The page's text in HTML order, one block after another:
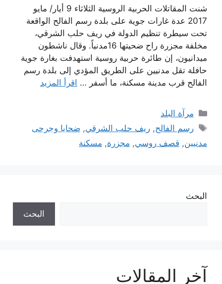
شنت المقاتلات الحربية الروسية الثلاثاء 9 أيار/ مايو
2017 عدة غارات جوية على بلدة رسم الفالح الواقعة
تحت سيطرة تنظيم الدولة في ريف حلب الشرقي،
مخلفة مجزرة راح ضحيتها 16مدنياً. وقال ناشطون
ميدانيون، إن طائرة حربية روسية استهدفت بغارة جوية
حافلة تقل مدنيين على الطريق المؤدي إلى بلدة رسم
الفالح قرب مدينة مسكنة، ما أسفر … اقرأ المزيد
التصنيفات
مرآة البلد
الوسوم
رسم الفالح,ريف حلب الشرقي,ضحايا وجرحى
مدنيين, قصف روسي, مجزرة, مسكنة
البحث
البحث
آخر المقالات